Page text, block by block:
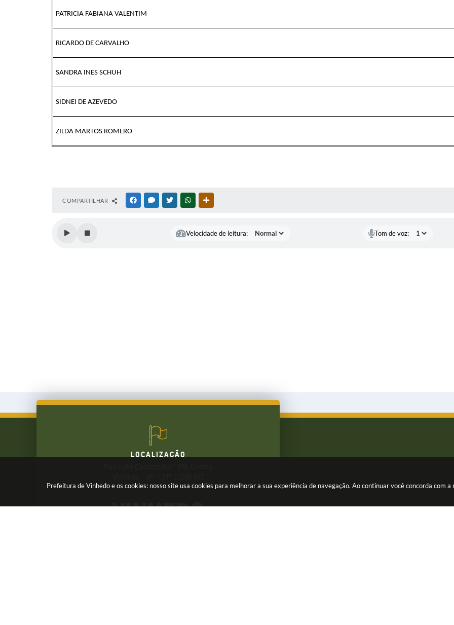
Prefeitura de Vinhedo e os cookies: nosso site usa cookies para melhorar a sua experiência de navegação. Ao continuar você concorda com a
PATRICIA FABIANA VALENTIM
RICARDO DE CARVALHO
SANDRA INES SCHUH
SIDNEI DE AZEVEDO
ZILDA MARTOS ROMERO
COMPARTILHAR FACEBOOKMESSENGER
TWITTERWHATSAPP
Velocidade de leitura: Tom de voz:
(19) 3826-7800
LOCALIZAÇÃO